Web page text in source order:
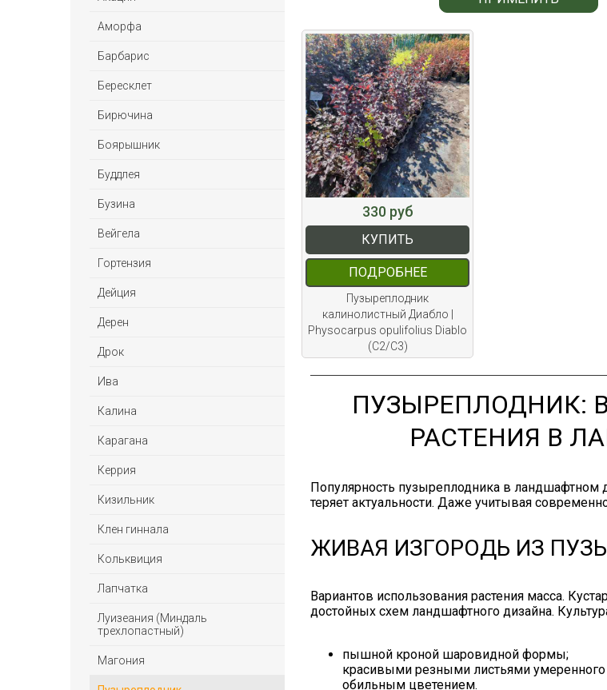
Аморфа
Барбарис
Бересклет
Бирючина
Боярышник
Буддлея
Бузина
Вейгела
Гортензия
Дейция
Дерен
Дрок
Ива
Калина
Карагана
Керрия
Кизильник
Клен гиннала
Кольквиция
Лапчатка
Луизеания (Миндаль
трехлопастный)
Магония
330 руб
КУПИТЬ
ПОДРОБНЕЕ
Пузыреплодник
калинолистный Диабло |
Physocarpus opulifolius Diablo
(С2/С3)
ПУЗЫРЕПЛОДНИК:
РАСТЕНИЯ В
Популярность пузыреплодника в ландшафтном
теряет актуальности. Даже учитывая
ЖИВАЯ ИЗГОРОДЬ ИЗ
Вариантов использования растения масса.
достойных схем ландшафтного дизайна.
пышной кроной шаровидной формы;
красивыми резными листьями умеренного
обильным цветением.